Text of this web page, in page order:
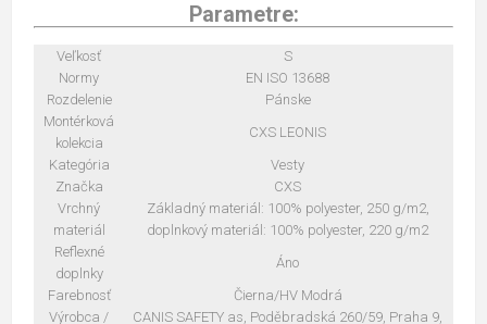
Parametre:
Veľkosť
S
Normy
EN ISO 13688
Rozdelenie
Pánske
Montérková
kolekcia
CXS LEONIS
Kategória
Vesty
Značka
CXS
Vrchný
materiál
Základný materiál: 100% polyester, 250 g/m2,
doplnkový materiál: 100% polyester, 220 g/m2
Reflexné
doplnky
Áno
Farebnosť
Čierna/HV Modrá
Výrobca /
CANIS SAFETY as, Poděbradská 260/59, Praha 9,